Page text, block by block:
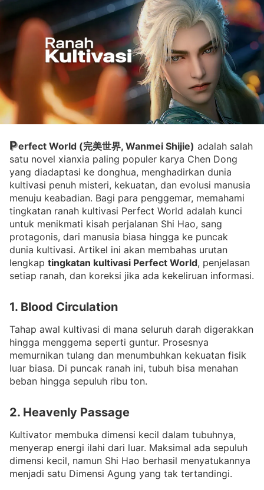
Perfect World (完美世界, Wanmei Shijie) adalah salah
satu novel xianxia paling populer karya Chen Dong
yang diadaptasi ke donghua, menghadirkan dunia
kultivasi penuh misteri, kekuatan, dan evolusi manusia
menuju keabadian. Bagi para penggemar, memahami
tingkatan ranah kultivasi Perfect World adalah kunci
untuk menikmati kisah perjalanan Shi Hao, sang
protagonis, dari manusia biasa hingga ke puncak
dunia kultivasi. Artikel ini akan membahas urutan
lengkap tingkatan kultivasi Perfect World, penjelasan
setiap ranah, dan koreksi jika ada kekeliruan informasi.
1. Blood Circulation
Tahap awal kultivasi di mana seluruh darah digerakkan
hingga menggema seperti guntur. Prosesnya
memurnikan tulang dan menumbuhkan kekuatan fisik
luar biasa. Di puncak ranah ini, tubuh bisa menahan
beban hingga sepuluh ribu ton.
2. Heavenly Passage
Kultivator membuka dimensi kecil dalam tubuhnya,
menyerap energi ilahi dari luar. Maksimal ada sepuluh
dimensi kecil, namun Shi Hao berhasil menyatukannya
menjadi satu Dimensi Agung yang tak tertandingi.